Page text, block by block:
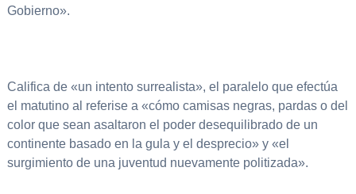
Gobierno».
Califica de «un intento surrealista», el paralelo que efectúa
el matutino al referise a «cómo camisas negras, pardas o del
color que sean asaltaron el poder desequilibrado de un
continente basado en la gula y el desprecio» y «el
surgimiento de una juventud nuevamente politizada».